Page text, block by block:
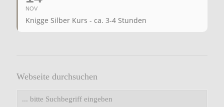
NOV
Knigge Silber Kurs - ca. 3-4 Stunden
Webseite durchsuchen